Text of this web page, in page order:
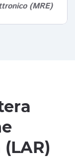
(MRE)